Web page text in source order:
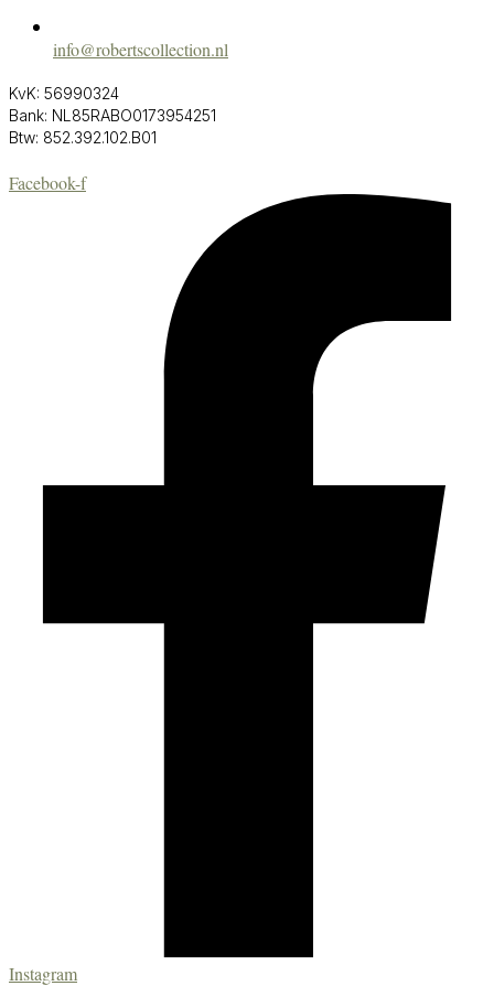
info@robertscollection.nl
KvK: 56990324
Bank: NL85RABO0173954251
Btw: 852.392.102.B01
Facebook-f
Instagram